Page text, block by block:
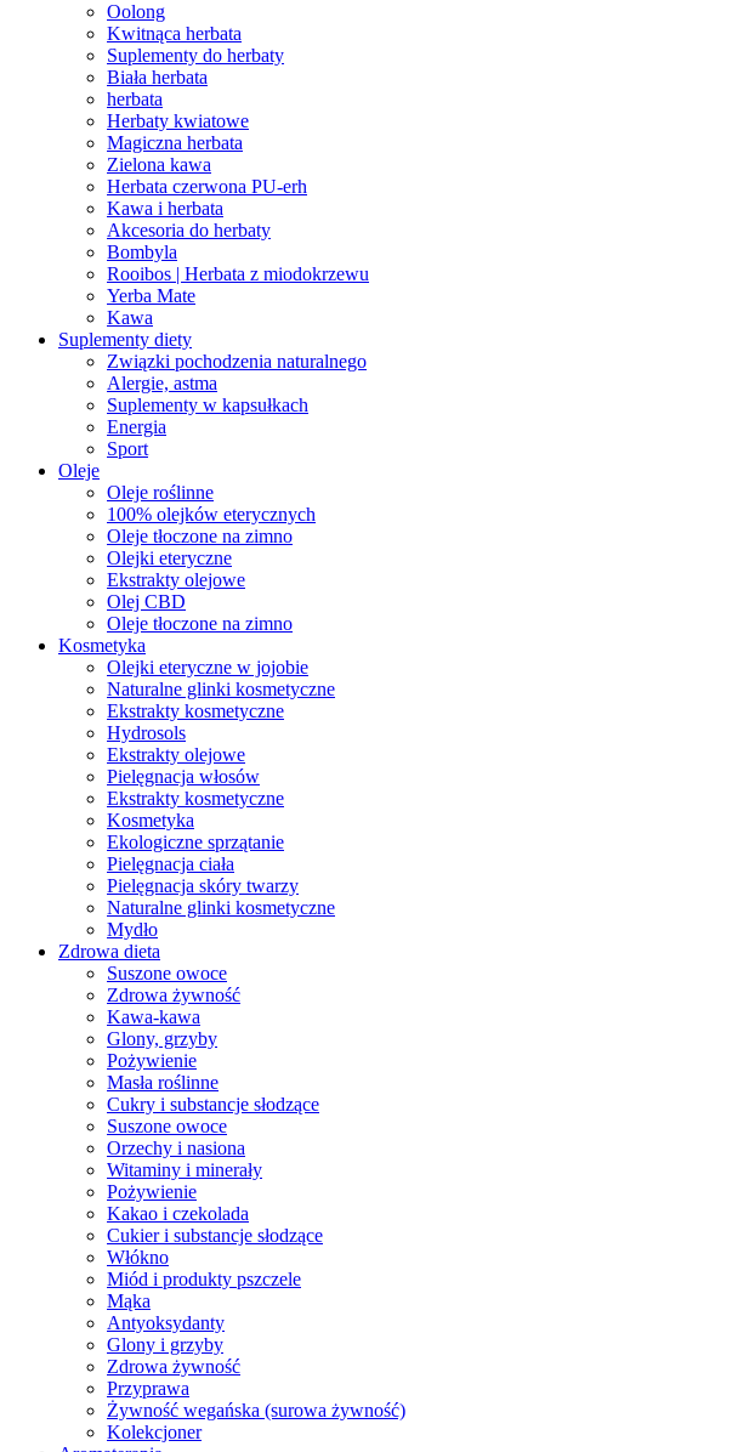
Oolong
Kwitnąca herbata
Suplementy do herbaty
Biała herbata
herbata
Herbaty kwiatowe
Magiczna herbata
Zielona kawa
Herbata czerwona PU-erh
Kawa i herbata
Akcesoria do herbaty
Bombyla
Rooibos | Herbata z miodokrzewu
Yerba Mate
Kawa
Suplementy diety
Związki pochodzenia naturalnego
Alergie, astma
Suplementy w kapsułkach
Energia
Sport
Oleje
Oleje roślinne
100% olejków eterycznych
Oleje tłoczone na zimno
Olejki eteryczne
Ekstrakty olejowe
Olej CBD
Oleje tłoczone na zimno
Kosmetyka
Olejki eteryczne w jojobie
Naturalne glinki kosmetyczne
Ekstrakty kosmetyczne
Hydrosols
Ekstrakty olejowe
Pielęgnacja włosów
Ekstrakty kosmetyczne
Kosmetyka
Ekologiczne sprzątanie
Pielęgnacja ciała
Pielęgnacja skóry twarzy
Naturalne glinki kosmetyczne
Mydło
Zdrowa dieta
Suszone owoce
Zdrowa żywność
Kawa-kawa
Glony, grzyby
Pożywienie
Masła roślinne
Cukry i substancje słodzące
Suszone owoce
Orzechy i nasiona
Witaminy i minerały
Pożywienie
Kakao i czekolada
Cukier i substancje słodzące
Włókno
Miód i produkty pszczele
Mąka
Antyoksydanty
Glony i grzyby
Zdrowa żywność
Przyprawa
Żywność wegańska (surowa żywność)
Kolekcjoner